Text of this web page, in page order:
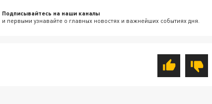
Подписывайтесь на наши каналы
и первыми узнавайте о главных новостях и важнейших событиях дня.